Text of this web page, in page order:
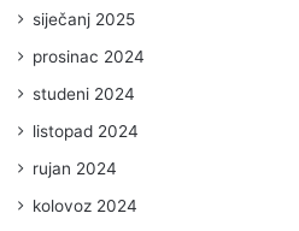
siječanj 2025
prosinac 2024
studeni 2024
listopad 2024
rujan 2024
kolovoz 2024